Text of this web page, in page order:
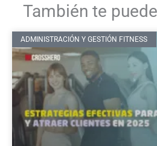
También te
ADMINISTRACIÓN Y GESTIÓN FITNESS